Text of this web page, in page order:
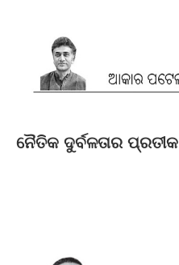
ନୈତିକ ଦୁର୍ବଳତାର ପ୍ରତୀକ